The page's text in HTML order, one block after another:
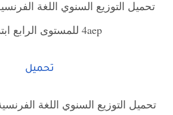
4aep للمستوى الرابع ابتدائي
تحميل